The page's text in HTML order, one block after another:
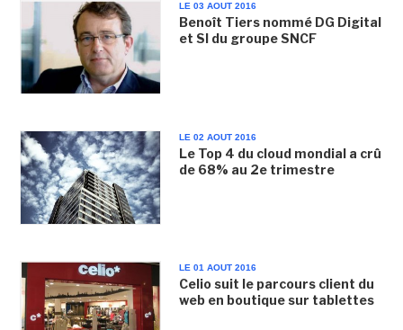
LE 03 AOUT 2016
Benoît Tiers nommé DG Digital
et SI du groupe SNCF
LE 02 AOUT 2016
Le Top 4 du cloud mondial a crû
de 68% au 2e trimestre
LE 01 AOUT 2016
Celio suit le parcours client du
web en boutique sur tablettes